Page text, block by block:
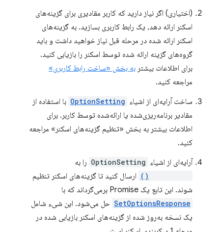
(اختیاری) اگر نیاز دارید که کاربر مقادیری برای گزینه‌های
اسکنر ارائه دهد، یک رابط کاربری بسازید. به گزینه‌های
اسکنر ارائه شده در مرحله قبل نیاز خواهید داشت و باید
گروه‌های گزینه ارائه شده توسط اسکنر را بازیابی کنید.
برای اطلاعات بیشتر به بخش «ساخت رابط کاربری»
مراجعه کنید.
ساخت آرایه‌ای از اشیاء OptionSetting با استفاده از
مقادیر برنامه‌ریزی‌شده یا ارائه‌شده توسط کاربر. برای
اطلاعات بیشتر به بخش «تنظیم گزینه‌های اسکنر» مراجعه
کنید.
آرایه‌ای از اشیاء OptionSetting را به
ارسال کنید تا گزینه‌های اسکنر تنظیم
شوند. این تابع یک Promise برمی‌گرداند که با
SetOptionsResponse حل می‌شود. این شیء شامل
یک نسخه به‌روز شده از گزینه‌های اسکنر بازیابی شده در